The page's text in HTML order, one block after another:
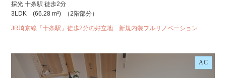
採光 十条駅 徒歩2分
3LDK
(66.28 m²) （2階部分）
JR埼京線「十条駅」徒歩2分の好立地 新規内装フルリノベーション
AC